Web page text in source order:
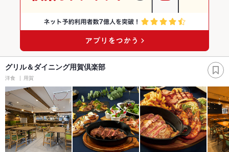
グリル＆ダイニング用賀倶楽部
洋食 用賀